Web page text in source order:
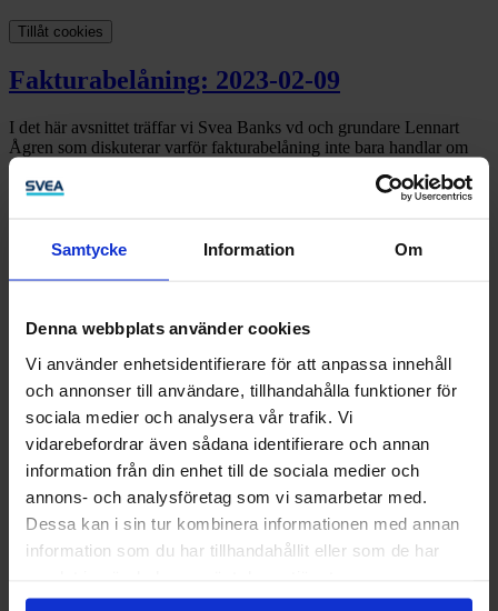
Samtycke Information Om
Denna webbplats använder cookies
Vi använder enhetsidentifierare för att anpassa innehåll
och annonser till användare, tillhandahålla funktioner för
sociala medier och analysera vår trafik. Vi
vidarebefordrar även sådana identifierare och annan
information från din enhet till de sociala medier och
annons- och analysföretag som vi samarbetar med.
Dessa kan i sin tur kombinera informationen med annan
information som du har tillhandahållit eller som de har
Tillåt cookies
Fakturabelåning: 2023-02-09
I det här avsnittet träffar vi Svea Banks vd och grundare Lennart
Ågren som diskuterar varför fakturabelåning inte bara handlar om
finansiering tillsammans med Ulrika Fornander, chef
Fakturafinansiering på Svea Bank.
som pratar om den outnyttjade potential som finns i ett företags
Kommande webbinarier och utbildningar
Kontakta oss
Kontakt Företag
Kontakt Privat
LinkedIn